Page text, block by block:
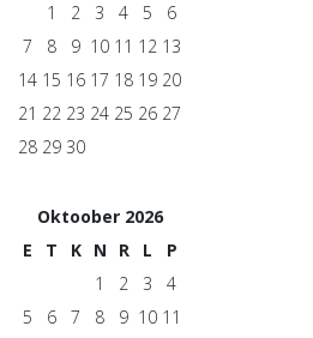
1
2 3 4 5
6
7
8 9 10 11 12 13
14 15 16 17 18 19 20
21 22 23 24 25 26 27
28 29 30
Oktoober 2026
E
T K N R L
P
1
2 3
4
5
6 7 8 9 10 11